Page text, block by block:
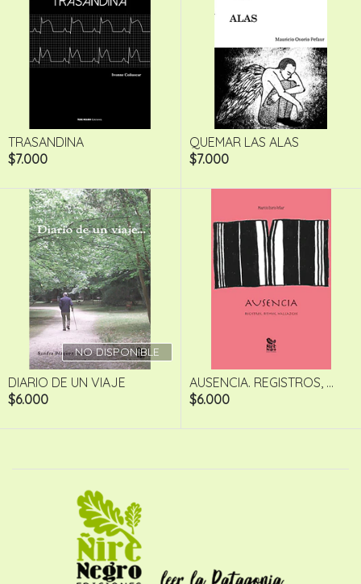
TRASANDINA
$7.000
QUEMAR LAS ALAS
$7.000
NO DISPONIBLE
DIARIO DE UN VIAJE
$6.000
AUSENCIA. REGISTROS, ...
$6.000